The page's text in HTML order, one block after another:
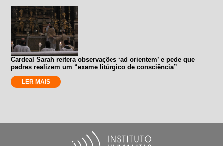
Cardeal Sarah reitera observações ‘ad orientem’ e pede que
padres realizem um “exame litúrgico de consciência”
LER MAIS